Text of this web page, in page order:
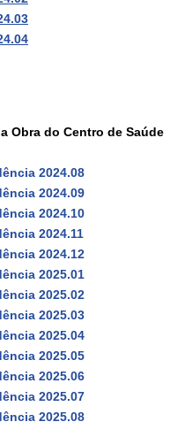
Obra do Centro de Saúde
2024.08
2024.09
2024.10
2024.11
2024.12
2025.01
2025.02
2025.03
2025.04
2025.05
2025.06
2025.07
2025.08